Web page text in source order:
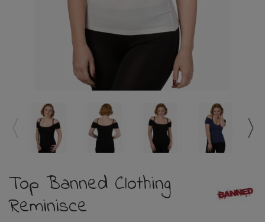
Top Banned Clothing
Reminisce